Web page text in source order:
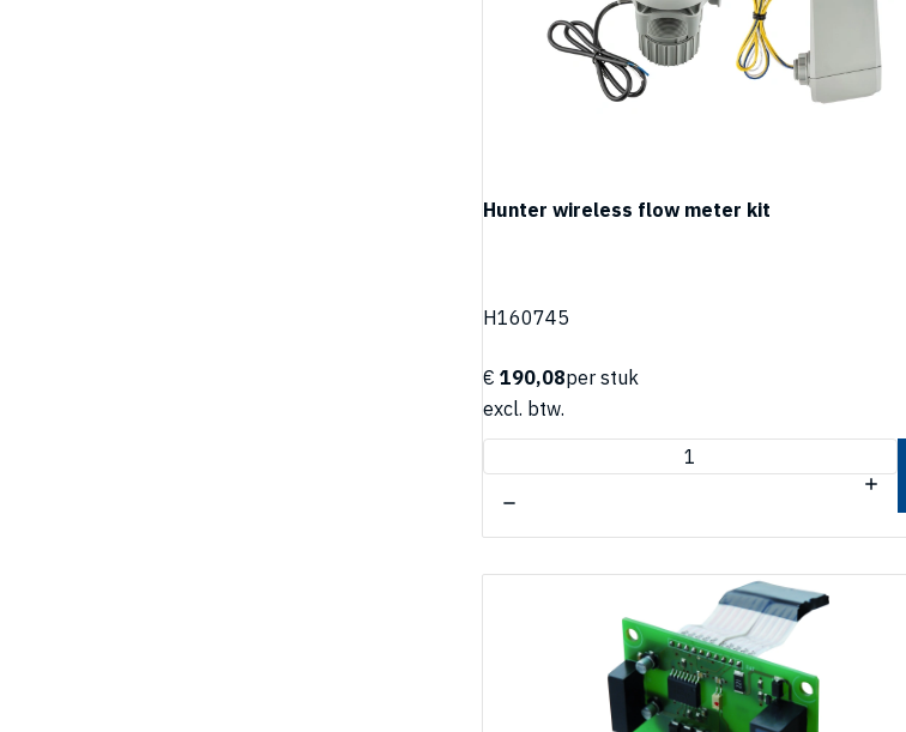
Hunter wireless flow meter kit
H160745
€ 190,08per stuk
excl. btw.